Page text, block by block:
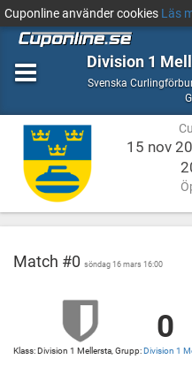
Cuponline använder cookies Läs
Division 1
Svenska
15 nov
Match #0 söndag 16 mars 16:00
Gävle
0
Klass: Division 1 Mellersta, Grupp:Division 1